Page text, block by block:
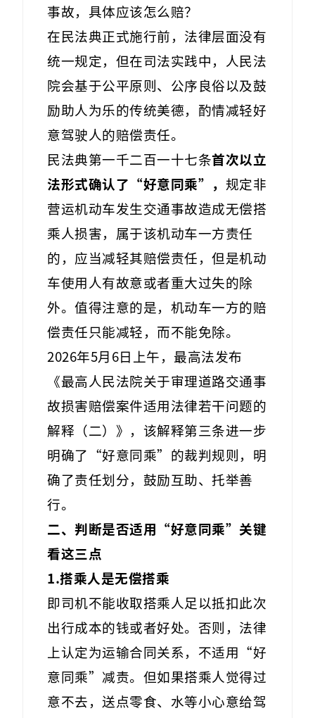
事故，具体应该怎么赔？
在民法典正式施行前，法律层面没有
统一规定，但在司法实践中，人民法
院会基于公平原则、公序良俗以及鼓
励助人为乐的传统美德，酌情减轻好
意驾驶人的赔偿责任。
民法典第一千二百一十七条首次以立
法形式确认了“好意同乘”， 规定非
营运机动车发生交通事故造成无偿搭
乘人损害，属于该机动车一方责任
的，应当减轻其赔偿责任，但是机动
车使用人有故意或者重大过失的除
外。值得注意的是，机动车一方的赔
偿责任只能减轻，而不能免除。
2026年5月6日上午，最高法发布
《最高人民法院关于审理道路交通事
故损害赔偿案件适用法律若干问题的
解释（二）》，该解释第三条进一步
明确了“好意同乘”的裁判规则，明
确了责任划分，鼓励互助、托举善
行。
二、判断是否适用“好意同乘”关键
看这三点
1.搭乘人是无偿搭乘
即司机不能收取搭乘人足以抵扣此次
出行成本的钱或者好处。否则，法律
上认定为运输合同关系，不适用“好
意同乘”减责。但如果搭乘人觉得过
意不去，送点零食、水等小心意给驾